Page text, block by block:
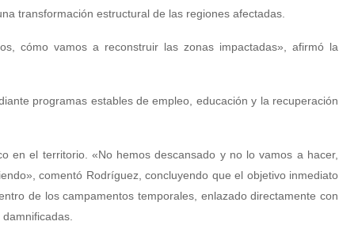
transformación estructural de las regiones afectadas.
cómo vamos a reconstruir las zonas impactadas», afirmó la
programas estables de empleo, educación y la recuperación
en el territorio. «No hemos descansado y no lo vamos a hacer,
comentó Rodríguez, concluyendo que el objetivo inmediato
de los campamentos temporales, enlazado directamente con